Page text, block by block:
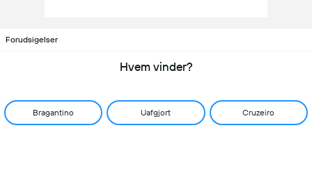
Forudsigelser
Hvem vinder?
Bragantino Uafgjort Cruzeiro